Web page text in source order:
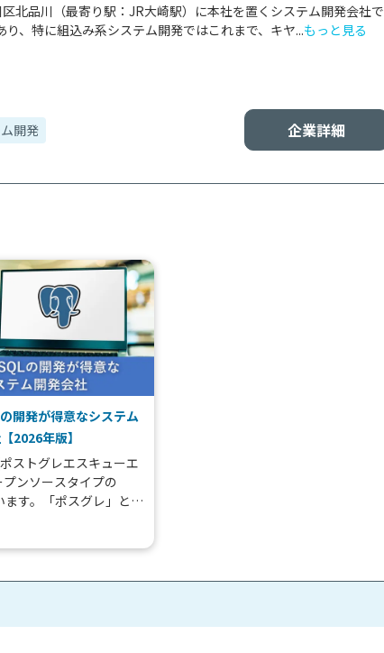
北品川（最寄り駅：JR大崎駅）に本社を置くシステム開発会社で
、特に組込み系システム開発ではこれまで、キヤ...もっと見る
企業詳細
開発
開発が得意なシステム
2026年版】
ストグレエスキューエ
ンソースタイプの
ます。「ポスグレ」と呼